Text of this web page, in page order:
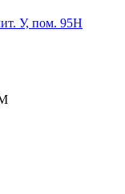
У, пом. 95Н